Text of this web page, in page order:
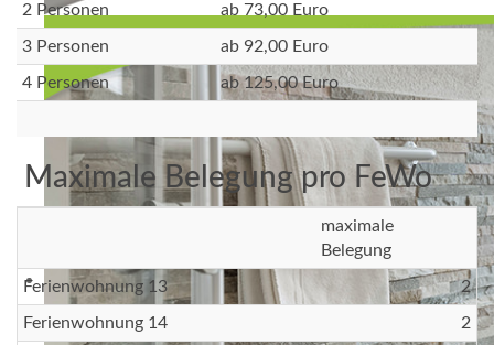
2 Personen ab 73,00 Euro
3 Personen ab 92,00 Euro
4 Personen ab 125,00 Euro
Maximale Belegung pro FeWo
maximale
Belegung
Ferienwohnung 13 2
Ferienwohnung 14 2